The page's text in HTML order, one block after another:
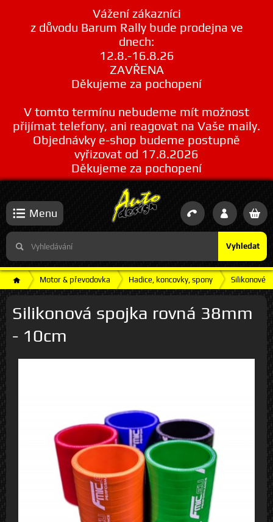
Vážení zákazníci
z důvodu Barum Rally bude prodejna ve
dnech:
12.8.-16.8.26
ZAVŘENA
Děkujeme za pochopení
V tomto termínu nebudeme mít možnost
přijímat telefony, ani reagovat na Vaše maily.
Objednávky e-shop budeme postupně
vyřizovat od 17.8.2026
Děkujeme za pochopení
Vyhledat
Menu
Motor & převodovka Hadice, koncovky, spony Silikonové
Silikonová spojka rovná 38mm
- 10cm